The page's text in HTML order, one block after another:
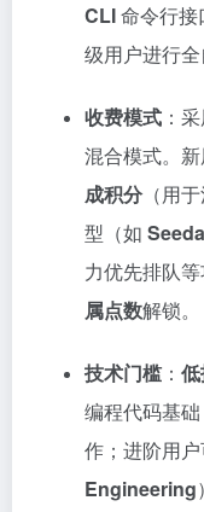
CLI命令行接
级用户进行全
收费模式 ：
混合模式。
成积分（用
型（如
力优先排队
属点数解锁。
技术门槛：
编程代码基
作；进阶用
Engineering